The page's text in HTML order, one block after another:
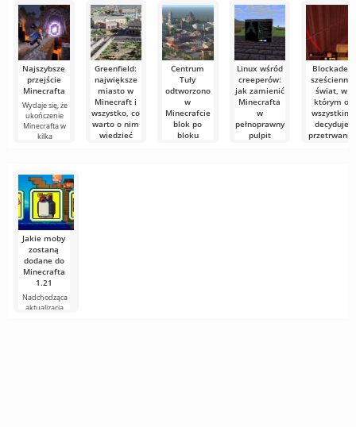
Najszybsze
przejście
Minecrafta
Wydaje się, że
ukończenie
Minecrafta w
kilka
Greenfield:
największe
miasto w
Minecraft i
wszystko, co
warto o nim
wiedzieć
Centrum
Tuły
odtworzono
w
Minecrafcie
blok po
bloku
Linux wśród
creeperów:
jak zamienić
Minecrafta
w
pełnoprawny
pulpit
Blockade:
sześcienny
świat, w
którym o
wszystkim
decyduje
przetrwanie
Jakie moby
zostaną
dodane do
Minecrafta
1.21
Nadchodząca
aktualizacja